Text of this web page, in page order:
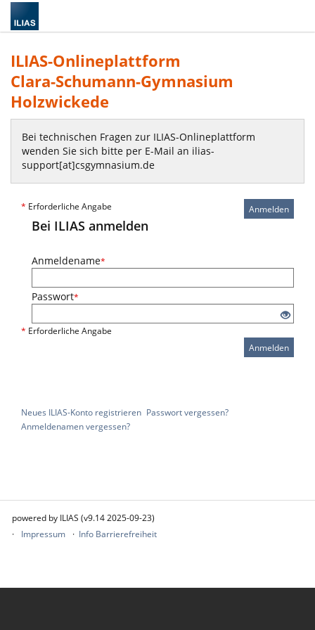
ILIAS-Onlineplattform
Clara-Schumann-Gymnasium
Holzwickede
Bei technischen Fragen zur ILIAS-Onlineplattform
wenden Sie sich bitte per E-Mail an ilias-
support[at]csgymnasium.de
Anmelden
* Erforderliche Angabe
Bei ILIAS anmelden
Anmeldename*
Passwort*
* Erforderliche Angabe
Anmelden
Neues ILIAS-Konto registrieren Passwort vergessen?
Anmeldenamen vergessen?
powered by ILIAS (v9.14 2025-09-23)
Impressum
Info Barrierefreiheit